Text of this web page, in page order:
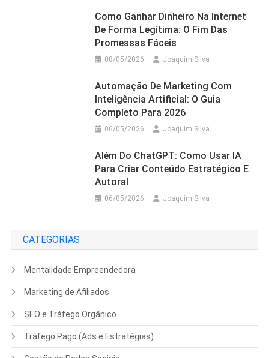
Como Ganhar Dinheiro Na Internet
De Forma Legítima: O Fim Das
Promessas Fáceis
08/05/2026 Joaquim Silva
Automação De Marketing Com
Inteligência Artificial: O Guia
Completo Para 2026
06/05/2026 Joaquim Silva
Além Do ChatGPT: Como Usar IA
Para Criar Conteúdo Estratégico E
Autoral
06/05/2026 Joaquim Silva
CATEGORIAS
Mentalidade Empreendedora
Marketing de Afiliados
SEO e Tráfego Orgânico
Tráfego Pago (Ads e Estratégias)